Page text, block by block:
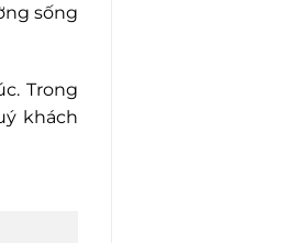
sống
Trong
khách